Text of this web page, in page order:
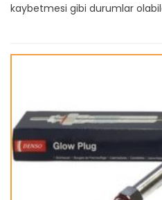
kaybetmesi gibi durumlar